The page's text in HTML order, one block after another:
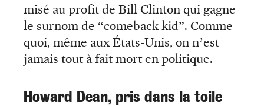
misé au profit de Bill Clinton qui gagne
le surnom de “comeback kid”. Comme
quoi, même aux États-Unis, on n’est
jamais tout à fait mort en politique.
Howard Dean, pris dans la toile